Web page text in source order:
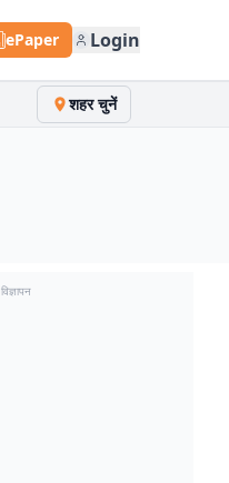
ePaper Login
शहर चुनें
विज्ञापन